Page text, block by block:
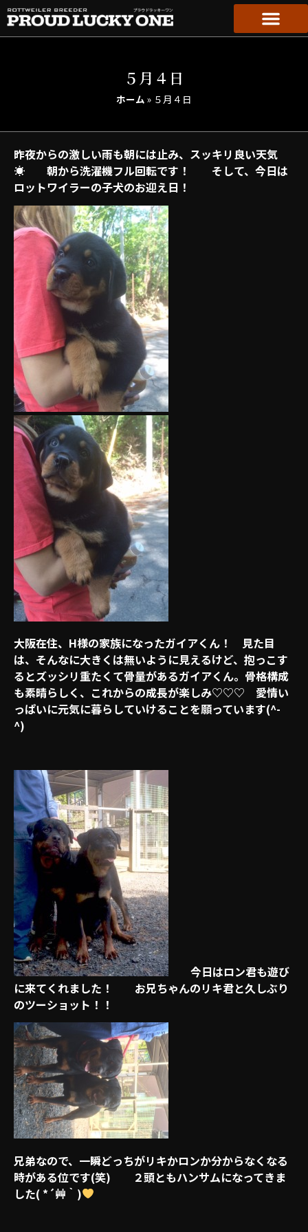
５月４日
ホーム » ５月４日
昨夜からの激しい雨も朝には止み、スッキリ良い天気
☀ 朝から洗濯機フル回転です！ そして、今日は
ロットワイラーの子犬のお迎え日！
大阪在住、H様の家族になったガイアくん！ 見た目
は、そんなに大きくは無いように見えるけど、抱っこす
るとズッシリ重たくて骨量があるガイアくん。骨格構成
も素晴らしく、これからの成長が楽しみ♡♡♡ 愛情い
っぱいに元気に暮らしていけることを願っています(^-
^)
今日はロン君も遊び
に来てくれました！ お兄ちゃんのリキ君と久しぶり
のツーショット！！
兄弟なので、一瞬どっちがリキかロンか分からなくなる
時がある位です(笑) ２頭ともハンサムになってきま
した( *´艸｀)